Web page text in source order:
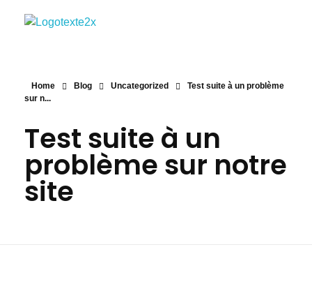
Home Blog Uncategorized
Test suite à un problème
sur n...
Test suite à un
problème sur notre
site